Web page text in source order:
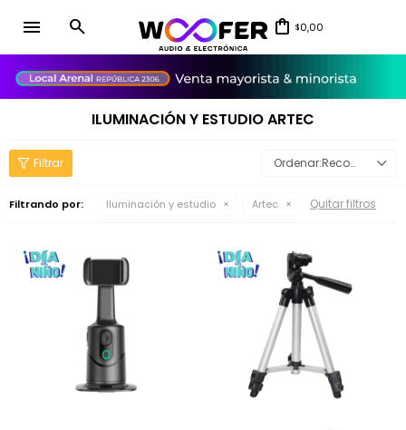
menu $0,00
ILUMINACIÓN Y ESTUDIO ARTEC
Recomendados
Filtrando por: Iluminación y estudio Artec Quitar filtros
close